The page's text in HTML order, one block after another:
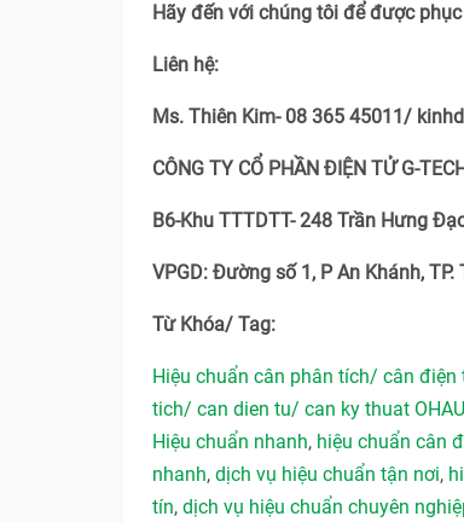
Hãy đến với chúng tôi để được
Liên hệ:
Ms. Thiên Kim- 08 365 45011/
CÔNG TY CỔ PHẦN ĐIỆN TỬ G-
B6-Khu TTTDTT- 248 Trần Hưng
VPGD: Đường số 1, P An Khánh, TP.
Từ Khóa/ Tag:
Hiệu chuẩn cân phân tích/ cân
tich/ can dien tu/ can ky thuat
Hiệu chuẩn nhanh, hiệu chuẩn cân
nhanh, dịch vụ hiệu chuẩn tận nơi,
tín, dịch vụ hiệu chuẩn chuyên